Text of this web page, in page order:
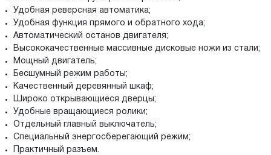
Удобная реверсная автоматика;
Удобная функция прямого и обратного хода;
Автоматический останов двигателя;
Высококачественные массивные дисковые ножи из стали;
Мощный двигатель;
Бесшумный режим работы;
Качественный деревянный шкаф;
Широко открывающиеся дверцы;
Удобные вращающиеся ролики;
Отдельный главный выключатель;
Специальный энергосберегающий режим;
Практичный разъем.